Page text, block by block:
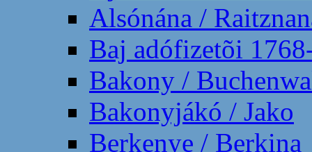
Alsónána /
Baj adófizetõi
Bakony /
Bakonyjákó / Jako
Berkenye / Berkina